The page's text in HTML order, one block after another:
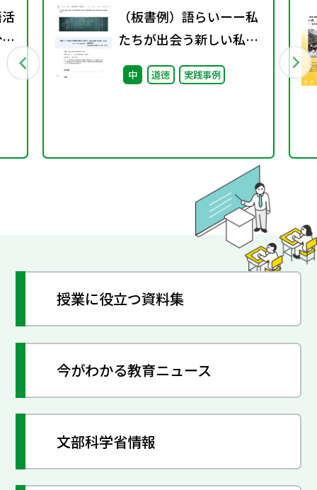
（板書例）語らいーー私
たちが出会う新しい私た
ち （中学３年）
中 道徳 実践事例
授業に役立つ資料集
今がわかる教育ニュース
文部科学省情報